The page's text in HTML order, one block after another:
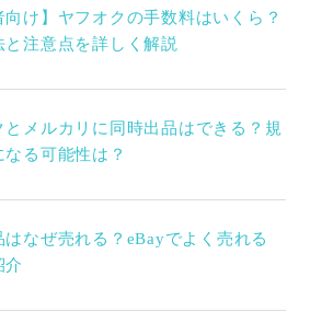
向け】ヤフオクの手数料はいくら？
と注意点を詳しく解説
とメルカリに同時出品はできる？規
る可能性は？
はなぜ売れる？eBayでよく売れる
介